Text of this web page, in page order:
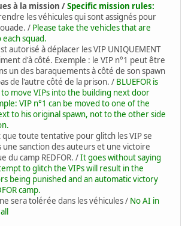
à la mission /Specific mission rules:
les véhicules qui sont assignés pour
/ Please take the vehicles that are
squad.
autorisé à déplacer les VIP UNIQUEMENT
d'à côté. Exemple : le VIP n°1 peut être
un des baraquements à côté de son spawn
de l'autre côté de la prison. / BLUEFOR is
move VIPs into the building next door
VIP n°1 can be moved to one of the
to his original spawn, not to the other side
que toute tentative pour glitch les VIP se
une sanction des auteurs et une victoire
du camp REDFOR. /It goes without saying
to glitch the VIPs will result in the
being punished and an automatic victory
camp.
sera tolérée dans les véhicules / No AI in